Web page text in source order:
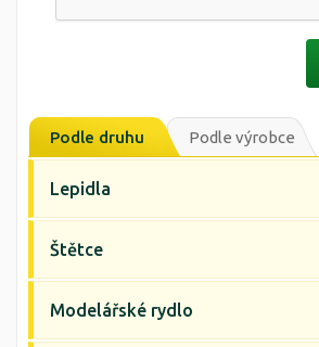
Podle druhu Podle výrobce
Lepidla
Štětce
Modelářské rydlo